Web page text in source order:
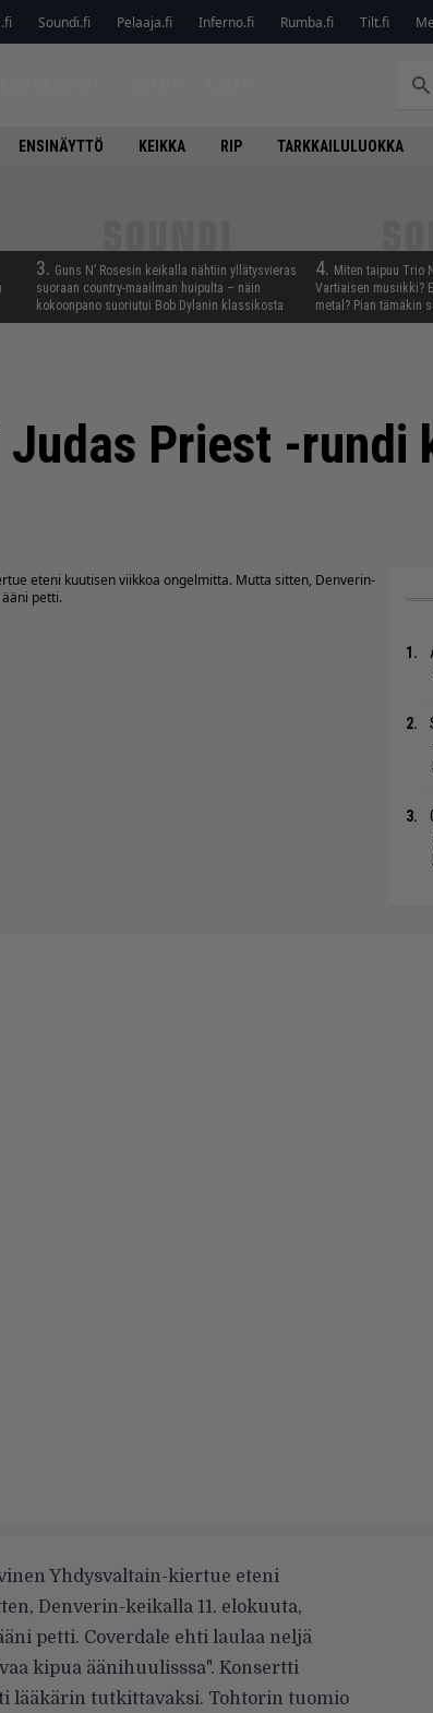
Soundi.fi Pelaaja.fi Inferno.fi Rumba.fi Tilt.fi
ENSINÄYTTÖ KEIKKA RIP TARKKAILULUOKKA
3. Guns N’ Rosesin keikalla nähtiin yllätysvieras
suoraan country-maailman huipulta – näin
kokoonpano suoriutui Bob Dylanin klassikosta
4. Miten taipuu Trio
Vartiaisen musiikki?
metal? Pian tämäkin
Priest -rundi
eteni kuutisen viikkoa ongelmitta. Mutta sitten, Denverin-
petti.
Yhdysvaltain-kiertue eteni
Denverin-keikalla 11. elokuuta,
petti. Coverdale ehti laulaa neljä
kipua äänihuulisssa". Konsertti
lääkärin tutkittavaksi. Tohtorin tuomio